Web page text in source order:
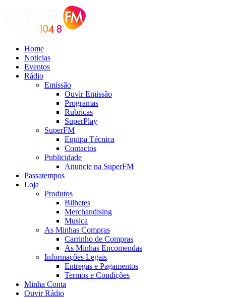
Home
Noticias
Eventos
Rádio
Emissão
Ouvir Emissão
Programas
Rubricas
SuperPlay
SuperFM
Equipa Técnica
Contactos
Publicidade
Anuncie na SuperFM
Passatempos
Loja
Produtos
Bilhetes
Merchandising
Musica
As Minhas Compras
Carrinho de Compras
As Minhas Encomendas
Informações Legais
Entregas e Pagamentos
Termos e Condições
Minha Conta
Ouvir Rádio